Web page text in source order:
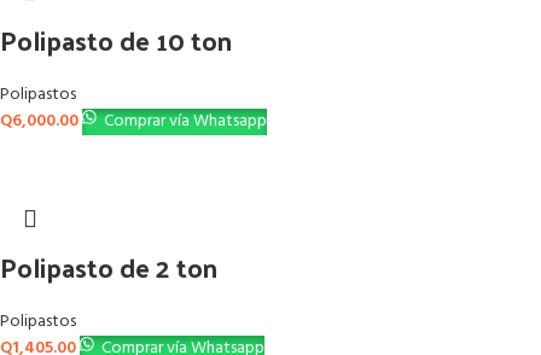
Polipasto de 10 ton
Polipastos
Q6,000.00 Comprar vía Whatsapp
Polipasto de 2 ton
Polipastos
Q1,405.00 Comprar vía Whatsapp